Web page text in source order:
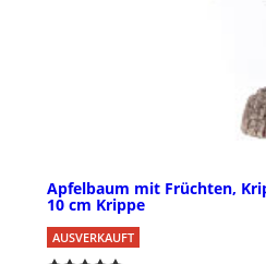
Apfelbaum mit Früchten,
10 cm Krippe
AUSVERKAUFT